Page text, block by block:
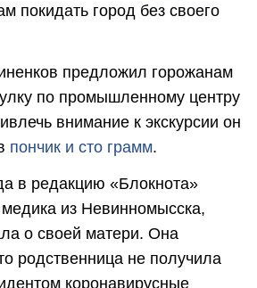
покидать город без своего
предложил горожанам
по промышленному центру
внимание к экскурсии он
пончик и сто грамм.
в редакцию «Блокнота»
из Невинномысска,
о своей матери. Она
родственница не получила
коронавирусные